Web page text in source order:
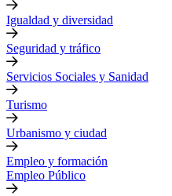
Igualdad y diversidad
Seguridad y tráfico
Servicios Sociales y Sanidad
Turismo
Urbanismo y ciudad
Empleo y formación
Empleo Público